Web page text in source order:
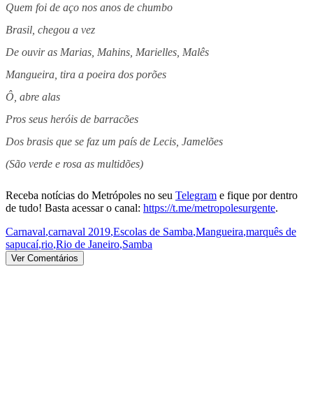
Quem foi de aço nos anos de chumbo
Brasil, chegou a vez
De ouvir as Marias, Mahins, Marielles, Malês
Mangueira, tira a poeira dos porões
Ô, abre alas
Pros seus heróis de barracões
Dos brasis que se faz um país de Lecis, Jamelões
(São verde e rosa as multidões)
Receba notícias do Metrópoles no seu Telegram e fique por dentro
de tudo! Basta acessar o canal: https://t.me/metropolesurgente.
Carnaval,carnaval 2019,Escolas de Samba,Mangueira,marquês de
sapucaí,rio,Rio de Janeiro,Samba
Ver Comentários